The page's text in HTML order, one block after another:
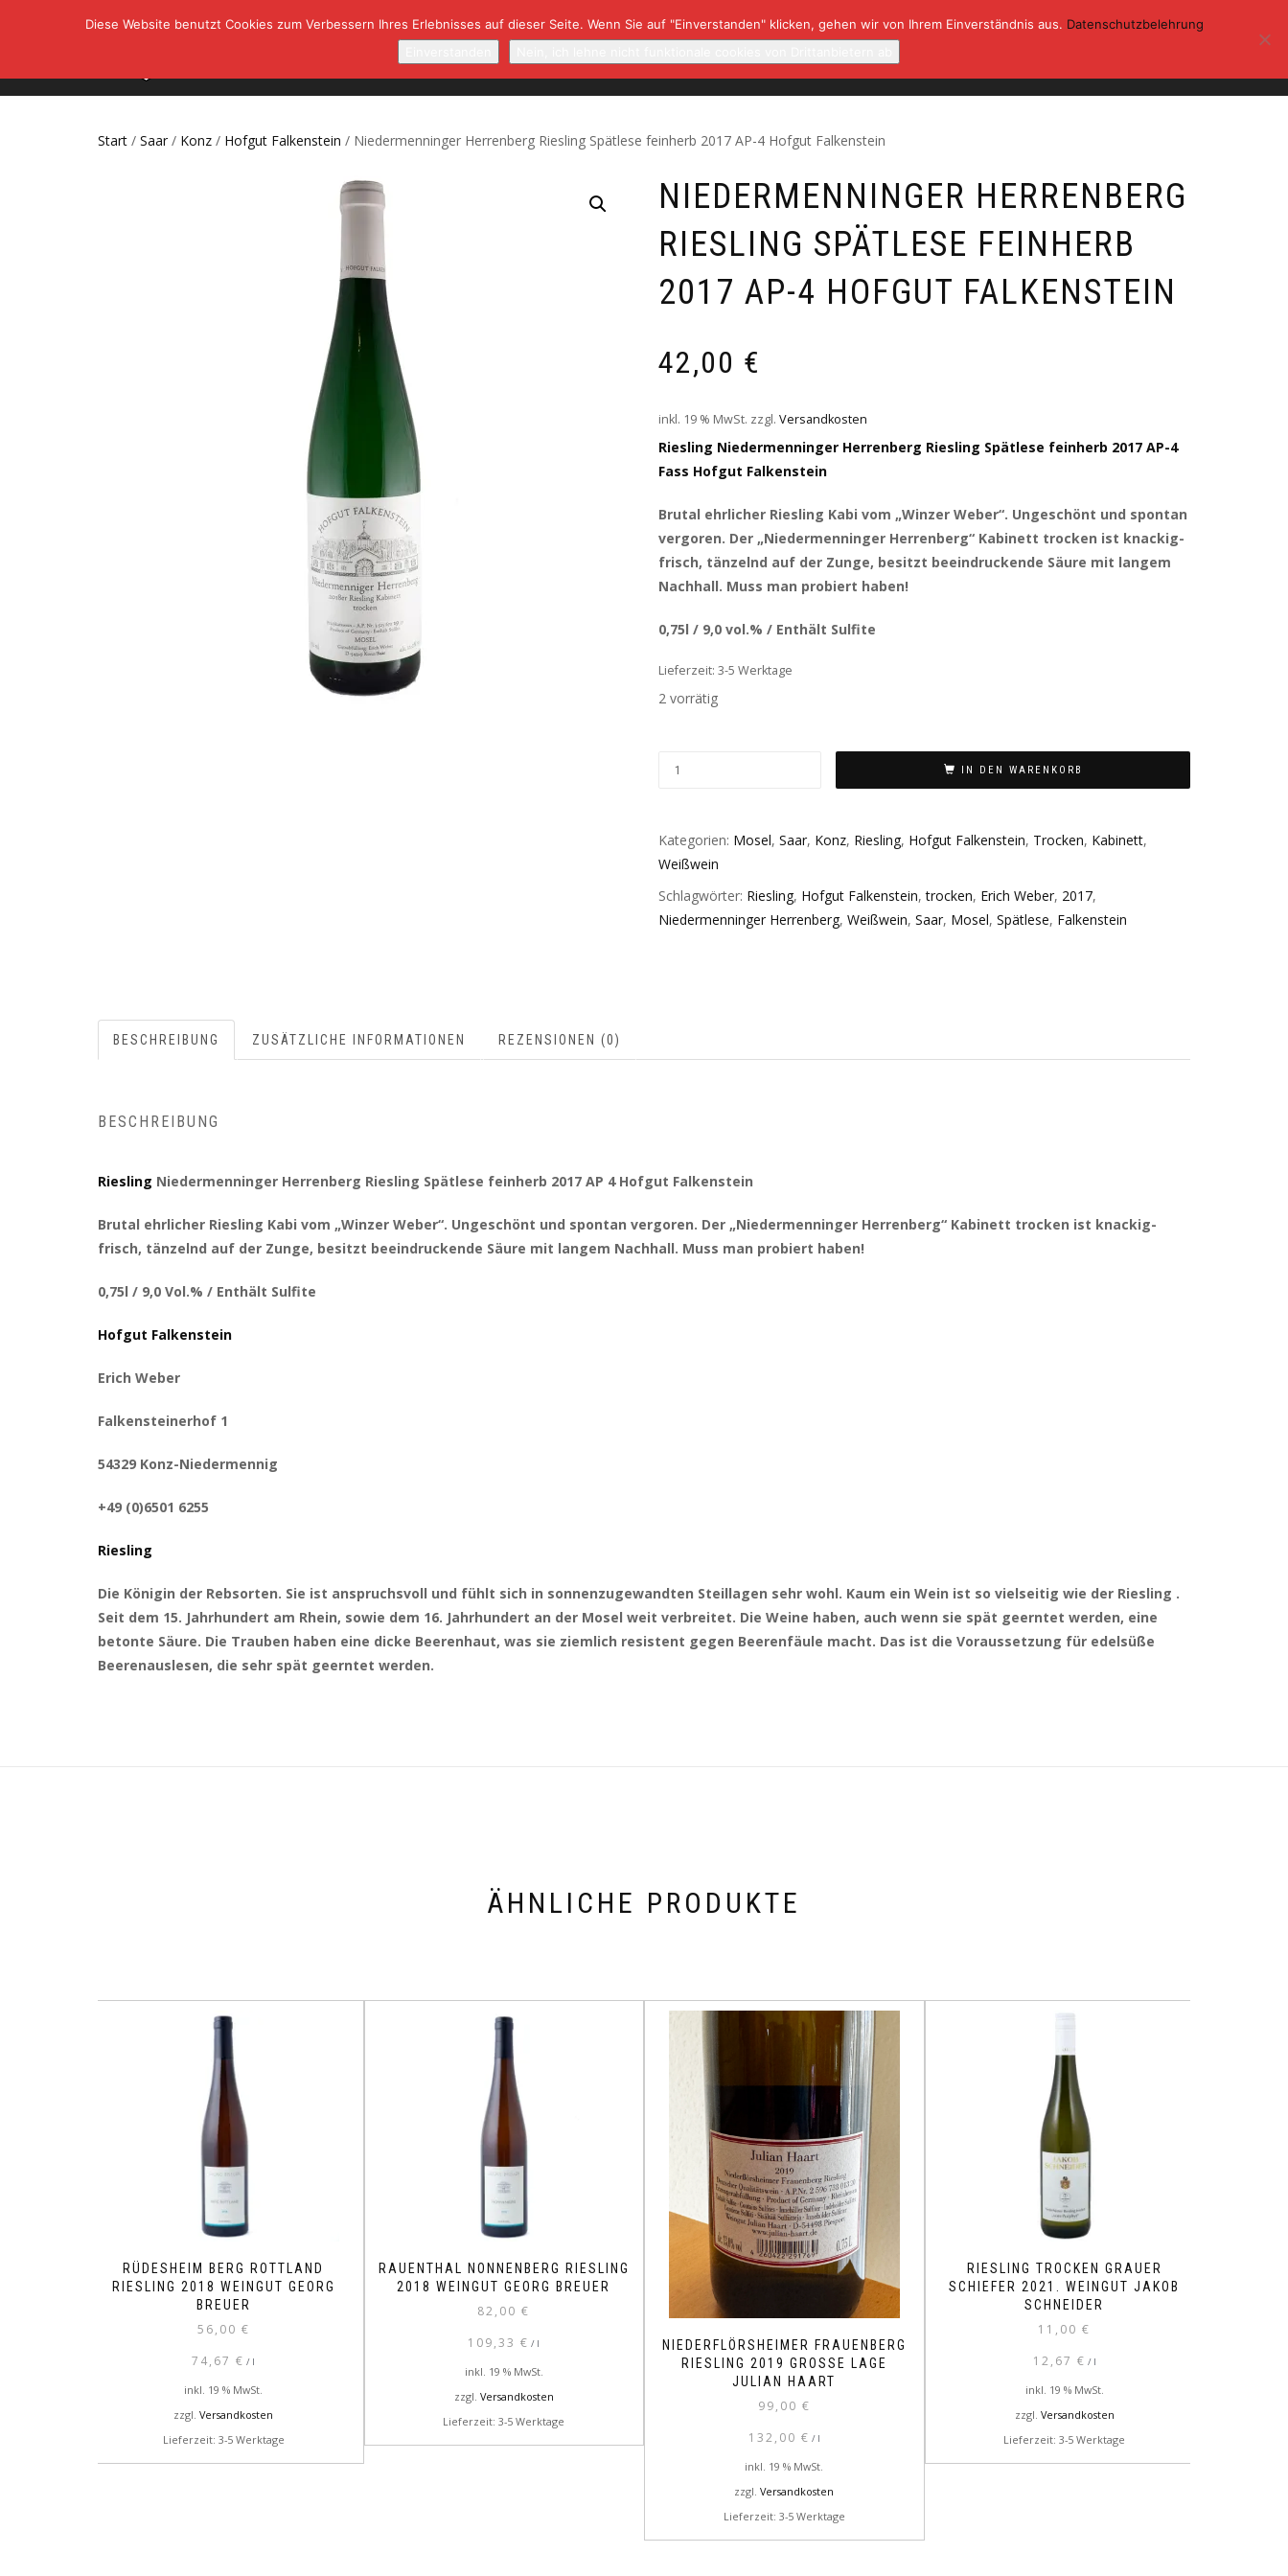
Start / Saar / Konz / Hofgut Falkenstein / Niedermenninger Herrenberg Riesling Spätlese feinherb 2017 AP-4 Hofgut Falkenstein
NIEDERMENNINGER HERRENBERG
RIESLING SPÄTLESE FEINHERB
2017 AP-4 HOFGUT FALKENSTEIN
42,00 €
inkl. 19 % MwSt. zzgl. Versandkosten
Riesling Niedermenninger Herrenberg Riesling Spätlese feinherb 2017 AP-4
Fass Hofgut Falkenstein
Brutal ehrlicher Riesling Kabi vom „Winzer Weber“. Ungeschönt und spontan
vergoren. Der „Niedermenninger Herrenberg“ Kabinett trocken ist knackig-
frisch, tänzelnd auf der Zunge, besitzt beeindruckende Säure mit langem
Nachhall. Muss man probiert haben!
0,75l / 9,0 vol.% / Enthält Sulfite
Lieferzeit: 3-5 Werktage
2 vorrätig
IN DEN WARENKORB
Kategorien: Mosel, Saar, Konz, Riesling, Hofgut Falkenstein, Trocken, Kabinett,
Weißwein
Schlagwörter: Riesling, Hofgut Falkenstein,trocken, Erich Weber, 2017,
Niedermenninger Herrenberg, Weißwein, Saar, Mosel, Spätlese, Falkenstein
BESCHREIBUNG ZUSÄTZLICHE INFORMATIONEN REZENSIONEN (0)
BESCHREIBUNG
Riesling Niedermenninger Herrenberg Riesling Spätlese feinherb 2017 AP 4 Hofgut Falkenstein
Brutal ehrlicher Riesling Kabi vom „Winzer Weber“. Ungeschönt und spontan vergoren. Der „Niedermenninger Herrenberg“ Kabinett trocken ist knackig-
frisch, tänzelnd auf der Zunge, besitzt beeindruckende Säure mit langem Nachhall. Muss man probiert haben!
0,75l / 9,0 Vol.% / Enthält Sulfite
Hofgut Falkenstein
Erich Weber
Falkensteinerhof 1
54329 Konz-Niedermennig
+49 (0)6501 6255
Riesling
Die Königin der Rebsorten. Sie ist anspruchsvoll und fühlt sich in sonnenzugewandten Steillagen sehr wohl. Kaum ein Wein ist so vielseitig wie der Riesling .
Seit dem 15. Jahrhundert am Rhein, sowie dem 16. Jahrhundert an der Mosel weit verbreitet. Die Weine haben, auch wenn sie spät geerntet werden, eine
betonte Säure. Die Trauben haben eine dicke Beerenhaut, was sie ziemlich resistent gegen Beerenfäule macht. Das ist die Voraussetzung für edelsüße
Beerenauslesen, die sehr spät geerntet werden.
ÄHNLICHE PRODUKTE
RÜDESHEIM BERG ROTTLAND
RIESLING 2018 WEINGUT GEORG
BREUER
56,00 €
74,67€ / l
inkl. 19 % MwSt.
zzgl.Versandkosten
Lieferzeit: 3-5 Werktage
RAUENTHAL NONNENBERG RIESLING
2018 WEINGUT GEORG BREUER
82,00€
109,33€ / l
inkl. 19 % MwSt.
zzgl. Versandkosten
Lieferzeit: 3-5 Werktage
NIEDERFLÖRSHEIMER FRAUENBERG
RIESLING 2019 GROSSE LAGE
JULIAN HAART
99,00 €
132,00 € / l
inkl. 19 % MwSt.
zzgl.Versandkosten
Lieferzeit: 3-5 Werktage
RIESLING TROCKEN GRAUER
SCHIEFER 2021. WEINGUT JAKOB
SCHNEIDER
11,00€
12,67 € / l
inkl. 19 % MwSt.
zzgl. Versandkosten
Lieferzeit: 3-5 Werktage
Diese Website benutzt Cookies zum Verbessern Ihres Erlebnisses auf dieser Seite. Wenn Sie auf "Einverstanden" klicken, gehen wir von Ihrem Einverständnis aus. Datenschutzbelehrung